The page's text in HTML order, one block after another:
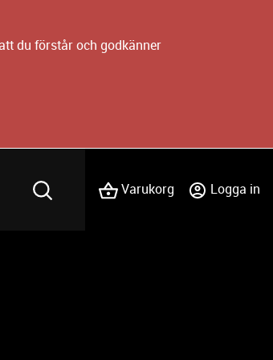
du förstår och godkänner
Varukorg Logga in